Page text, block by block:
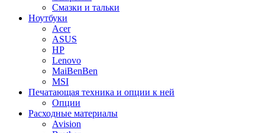
Смазки и тальки
Ноутбуки
Acer
ASUS
HP
Lenovo
MaiBenBen
MSI
Печатающая техника и опции к ней
Опции
Расходные материалы
Avision